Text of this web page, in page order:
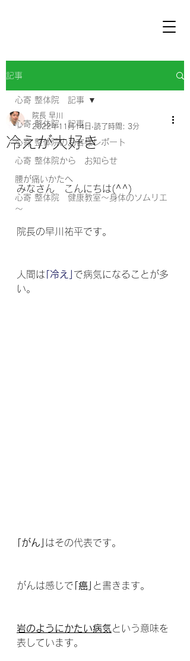
記事
心寄 整体院 記事
心寄 整体院のお客様レポート
心寄 整体院から お知らせ
腰が痛いかたへ
心寄 整体院 健康教室～身体のソムリエ
～
心寄 整体院 記事
冷えが大好き
院長 早川
2022年11月14日 読了時間: 3分
みなさん　こんにちは(^^)
院長の早川祐平です。
人間は ｢冷え｣ で病気になることが多
い。
｢がん｣ はその代表です。
がんは感じで ｢癌｣ と書きます。
岩のようにかたい病気という意味を
表しています。